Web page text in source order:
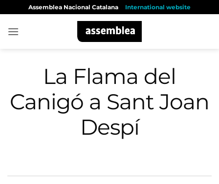
content
Assemblea Nacional Catalana International website
La Flama del
Canigó a Sant Joan
Despí